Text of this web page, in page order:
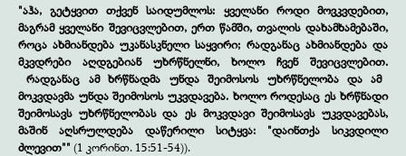
"აჰა, გეტყვით თქვენ საიდუმლოს: ყველანი როდი მოვკვდებით,
მაგრამ ყველანი შევიცვლებით, ერთ წამში, თვალის დახამხამებაში,
როცა ახმიანდება უკანასკნელი საყვირი; რადგანაც ახმიანდება და
მკვდრები აღდგებიან უხრწნელნი, ხოლო ჩვენ შევიცვლებით.
რადგანაც ამ ხრწნადმა უნდა შეიმოსოს უხრწნელობა და ამ
მოკვდავმა უნდა შეიმოსოს უკვდავება. ხოლო როდესაც ეს ხრწნადი
შეიმოსავს უხრწნელობას და ეს მოკვდავი შეიმოსავს უკვდავებას,
მაშინ აღსრულდება დაწერილი სიტყვა: "დაინთქა სიკვდილი
ძლევით"" (1 კორინთ. 15:51-54)).